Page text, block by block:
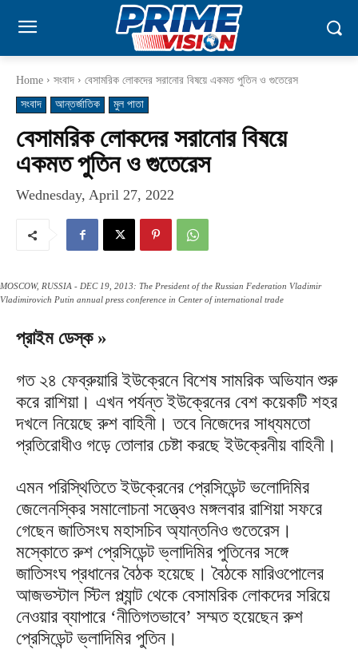
Home সংবাদ
বেসামরিক লোকদের সরানোর বিষয়ে একমত পুতিন ও গুতেরেস
সংবাদ
আন্তর্জাতিক মুল পাতা
বেসামরিক লোকদের সরানোর বিষয়ে
একমত পুতিন ও গুতেরেস
Wednesday, April 27, 2022
MOSCOW, RUSSIA - DEC 19, 2013: The President of the Russian Federation Vladimir
Vladimirovich Putin annual press conference in Center of international trade
প্রাইম ডেস্ক »
গত ২৪ ফেব্রুয়ারি ইউক্রেনে বিশেষ সামরিক অভিযান শুরু
করে রাশিয়া। এখন পর্যন্ত ইউক্রেনের বেশ কয়েকটি শহর
দখলে নিয়েছে রুশ বাহিনী। তবে নিজেদের সাধ্যমতো
প্রতিরোধীও গড়ে তোলার চেষ্টা করছে ইউক্রেনীয় বাহিনী।
এমন পরিস্থিতিতে ইউক্রেনের প্রেসিডেন্ট ভলোদিমির
জেলেনস্কির সমালোচনা সত্ত্বেও মঙ্গলবার রাশিয়া সফরে
গেছেন জাতিসংঘ মহাসচিব অ্যান্তনিও গুতেরেস।
মস্কোতে রুশ প্রেসিডেন্ট ভ্লাদিমির পুতিনের সঙ্গে
জাতিসংঘ প্রধানের বৈঠক হয়েছে। বৈঠকে মারিওপোলের
আজভস্টাল স্টিল প্ল্যান্ট থেকে বেসামরিক লোকদের সরিয়ে
নেওয়ার ব্যাপারে ‘নীতিগতভাবে’ সম্মত হয়েছেন রুশ
প্রেসিডেন্ট ভ্লাদিমির পুতিন।